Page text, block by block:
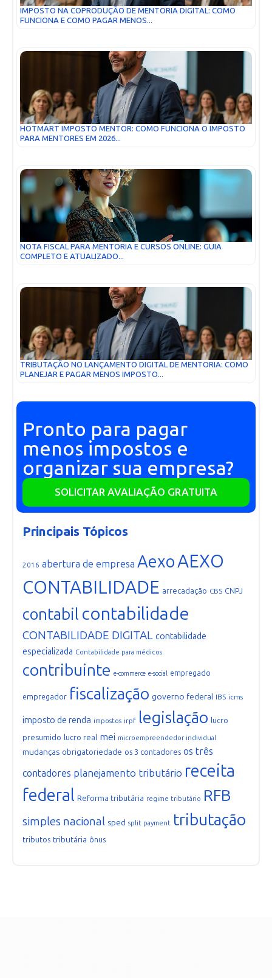
IMPOSTO NA COPRODUÇÃO DE MENTORIA DIGITAL: COMO
FUNCIONA E COMO PAGAR MENOS...
HOTMART IMPOSTO MENTOR: COMO FUNCIONA O IMPOSTO
PARA MENTORES EM 2026...
NOTA FISCAL PARA MENTORIA E CURSOS ONLINE: GUIA
COMPLETO E ATUALIZADO...
TRIBUTAÇÃO NO LANÇAMENTO DIGITAL DE MENTORIA: COMO
PLANEJAR E PAGAR MENOS IMPOSTO...
Pronto para pagar
menos impostos e
organizar sua empresa?
SOLICITAR AVALIAÇÃO GRATUITA
Principais Tópicos
2016 abertura de empresa AexoAEXO
CONTABILIDADE arrecadação CBS CNPJ
contabil contabilidade
CONTABILIDADE DIGITAL contabilidade
especializada Contabilidade para médicos
contribuinte e-commerce e-social empregado
empregador fiscalização governo federal IBS icms
imposto de renda impostos irpf legislação lucro
presumido lucro real mei microempreendedor individual
mudanças obrigatoriedade os 3 contadores os três
contadores planejamento tributário receita
federal Reforma tributária regime tributário RFB
simples nacional sped split payment tributação
tributos tributária ônus